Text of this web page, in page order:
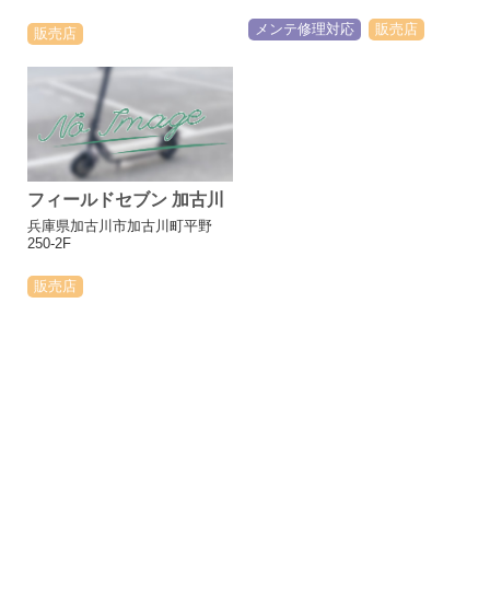
販売店 メンテ修理対応 販売店
フィールドセブン 加古川
兵庫県加古川市加古川町平野
250-2F
販売店